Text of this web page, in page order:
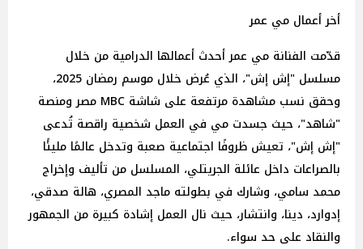
أخر أعمال مي عمر
قدّمت الفنانة مي عمر أحدث أعمالها الدرامية من خلال
مسلسل "إش إش"، الذي عُرض خلال موسم رمضان 2025،
وحقق نسب مشاهدة مرتفعة على شاشة MBC مصر ومنصة
"شاهد"، حيث جسدت مي في العمل شخصية راقصة تُدعى
"إش إش"، تعيش ظروفًا اجتماعية صعبة وتدخل عالمًا مليئًا
بالصراعات داخل عائلة الجريتلي، المسلسل من تأليف وإخراج
محمد سامي، وشارك في بطولته ماجد المصري، هالة صدقي،
إدوارد، دينا، وانتشار، حيث نال العمل إشادة كبيرة من الجمهور
والنقاد على حد سواء.